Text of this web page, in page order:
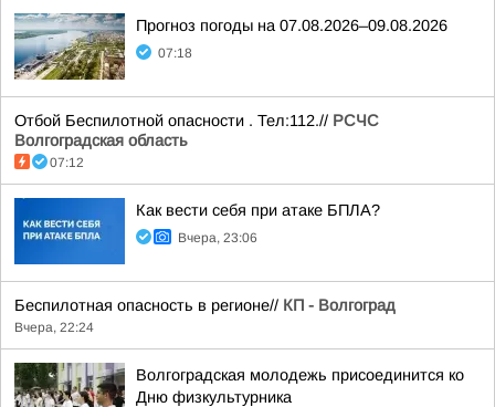
Прогноз погоды на 07.08.2026–09.08.2026
07:18
Отбой Беспилотной опасности . Тел:112.// РСЧС
Волгоградская область
07:12
Как вести себя при атаке БПЛА?
Вчера, 23:06
Беспилотная опасность в регионе// КП - Волгоград
Вчера, 22:24
Волгоградская молодежь присоединится ко
Дню физкультурника